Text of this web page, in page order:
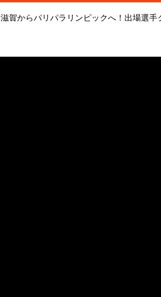
滋賀からパリパラリンピックへ！出場選手